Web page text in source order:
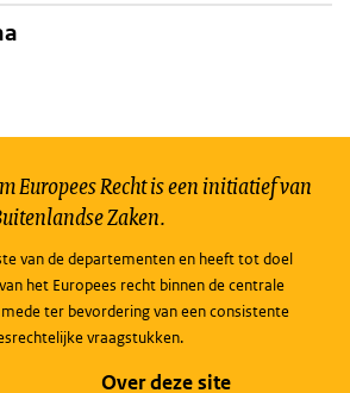
Europees Recht is een initiatief van
Zaken.
van de departementen en heeft tot doel
het Europees recht binnen de centrale
ter bevordering van een consistente
vraagstukken.
Over deze site